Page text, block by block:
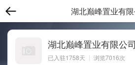
湖北巅峰置业有
湖北巅峰置业有限公司
已入驻1758天 浏览7016次